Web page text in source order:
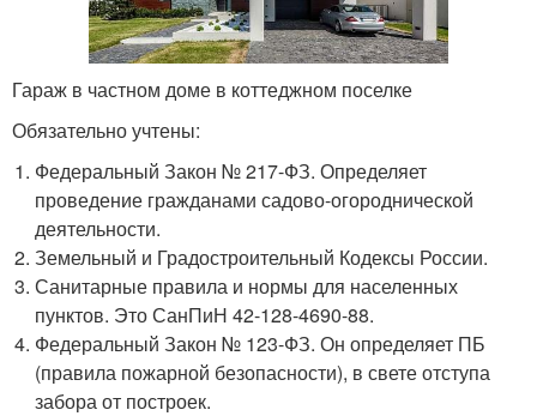
Гараж в частном доме в коттеджном поселке
Обязательно учтены:
Федеральный Закон № 217-ФЗ. Определяет
проведение гражданами садово-огороднической
деятельности.
Земельный и Градостроительный Кодексы России.
Санитарные правила и нормы для населенных
пунктов. Это СанПиН 42-128-4690-88.
Федеральный Закон № 123-ФЗ. Он определяет ПБ
(правила пожарной безопасности), в свете отступа
забора от построек.